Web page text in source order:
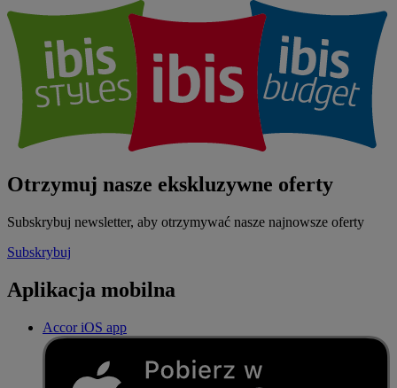
Otrzymuj nasze ekskluzywne oferty
Subskrybuj newsletter, aby otrzymywać nasze najnowsze oferty
Subskrybuj
Aplikacja mobilna
Accor iOS app